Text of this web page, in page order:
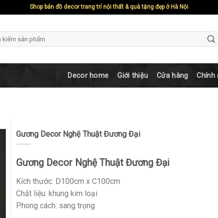
Shop bán đồ decor trang trí nội thất & quà tặng đẹp ở Hà Nội
Decor home Giới thiệu Cửa hàng Chính
Gương Decor Nghệ Thuật Đương Đại
Gương Decor Nghệ Thuật Đương Đại
Kích thước: D100cm x C100cm
Chất liệu: khung kim loại
Phong cách: sang trọng